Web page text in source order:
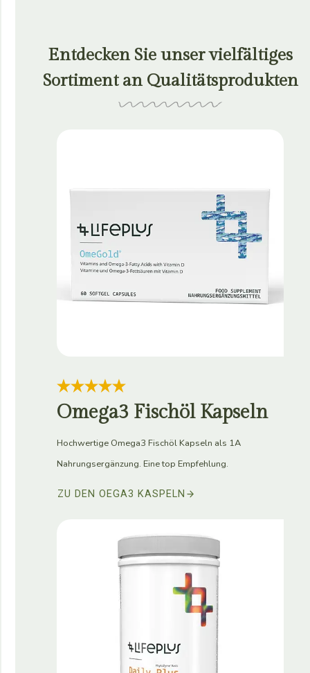
Entdecken Sie unser vielfältiges
Sortiment an Qualitätsprodukten
Omega3 Fischöl Kapseln
Hochwertige Omega3 Fischöl Kapseln als 1A
Nahrungsergänzung. Eine top Empfehlung.
ZU DEN OEGA3 KASPELN